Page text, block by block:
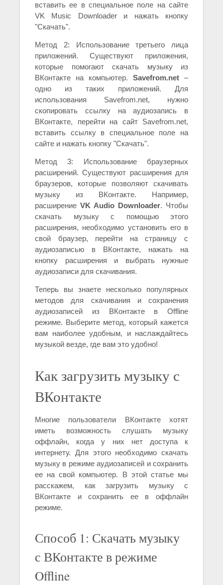
вставить ее в специальное поле на сайте
VK Music Downloader и нажать кнопку
"Скачать".
Метод 2: Использование третьего лица
приложений. Существуют приложения,
которые помогают скачать музыку из
ВКонтакте на компьютер. Savefrom.net –
одно из таких приложений. Для
использования Savefrom.net, нужно
скопировать ссылку на аудиозапись в
ВКонтакте, перейти на сайт Savefrom.net,
вставить ссылку в специальное поле на
сайте и нажать кнопку "Скачать".
Метод 3: Использование браузерных
расширений. Существуют расширения для
браузеров, которые позволяют скачивать
музыку из ВКонтакте. Например,
расширение VK Audio Downloader. Чтобы
скачать музыку с помощью этого
расширения, необходимо установить его в
свой браузер, перейти на страницу с
аудиозаписью в ВКонтакте, нажать на
кнопку расширения и выбрать нужные
аудиозаписи для скачивания.
Теперь вы знаете несколько популярных
методов для скачивания и сохранения
аудиозаписей из ВКонтакте в Offline
режиме. Выберите метод, который кажется
вам наиболее удобным, и наслаждайтесь
музыкой везде, где вам это удобно!
Как загрузить музыку с
ВКонтакте
Многие пользователи ВКонтакте хотят
иметь возможность слушать музыку
оффлайн, когда у них нет доступа к
интернету. Для этого необходимо скачать
музыку в режиме аудиозаписей и сохранить
ее на свой компьютер. В этой статье мы
расскажем, как загрузить музыку с
ВКонтакте и сохранить ее в оффлайн
режиме.
Способ 1: Скачать музыку
с ВКонтакте в режиме
Offline